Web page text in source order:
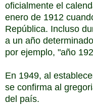
oficialmente el
enero de 1912
República. Incluso
a un año
por ejemplo, "año
En 1949, al
se confirma al
del país.